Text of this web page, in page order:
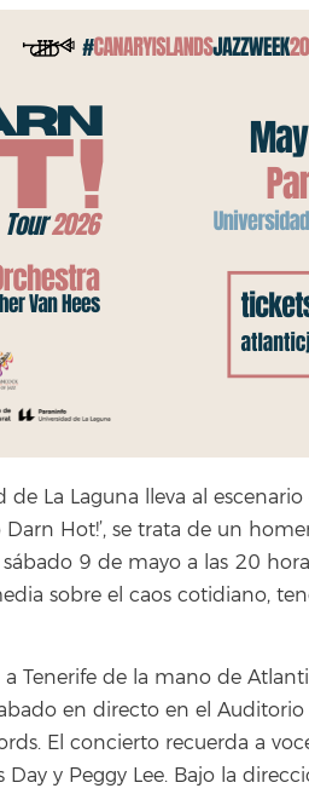
de La Laguna lleva al
Darn Hot!’, se trata de un
9 de mayo a las 20
sobre el caos cotidiano,
Tenerife de la mano de
en directo en el Auditorio
El concierto recuerda a
Day y Peggy Lee. Bajo la